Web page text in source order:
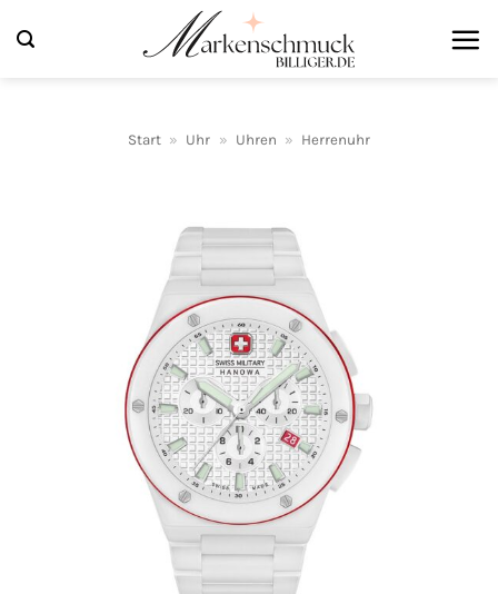
Inhalt
Start » Uhr » Uhren » Herrenuhr